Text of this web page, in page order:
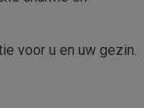
voor u en uw gezin.